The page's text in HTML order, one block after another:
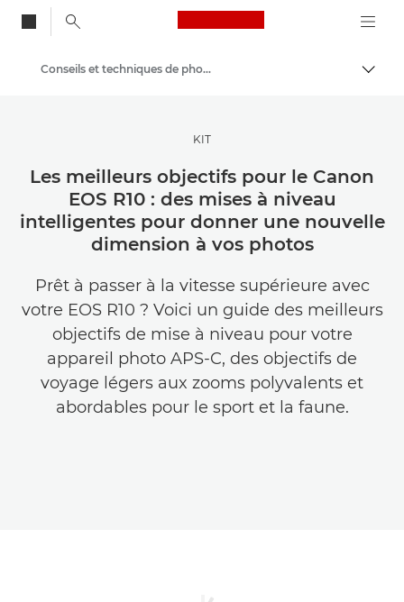
Canon Logo, back
Trouvez l'inspiration | Conseils de photographie et d'impression et guides de l'acheteur
Conseils et techniques de photographie et d'impression
KIT
Les meilleurs objectifs pour le Canon
EOS R10 : des mises à niveau
intelligentes pour donner une nouvelle
dimension à vos photos
Prêt à passer à la vitesse supérieure avec
votre EOS R10 ? Voici un guide des meilleurs
objectifs de mise à niveau pour votre
appareil photo APS-C, des objectifs de
voyage légers aux zooms polyvalents et
abordables pour le sport et la faune.